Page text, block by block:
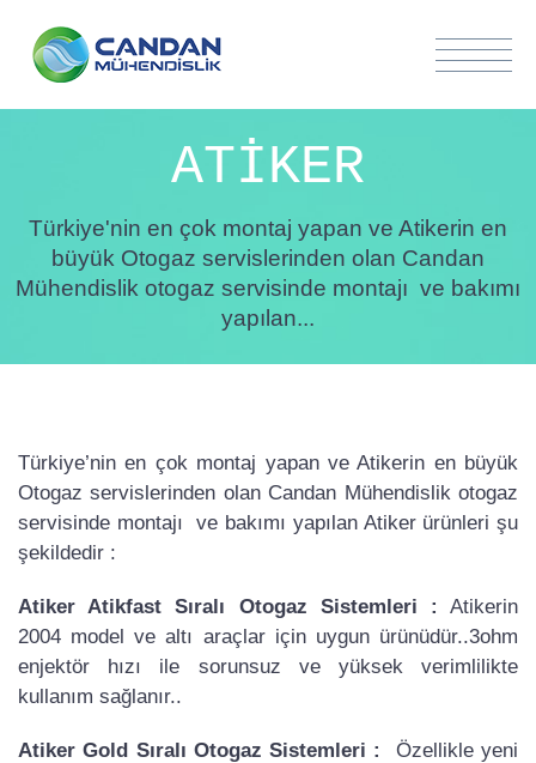
ATİKER
Türkiye'nin en çok montaj yapan ve Atikerin en
büyük Otogaz servislerinden olan Candan
Mühendislik otogaz servisinde montajı ve bakımı
yapılan...
Türkiye’nin en çok montaj yapan ve Atikerin en büyük
Otogaz servislerinden olan Candan Mühendislik otogaz
servisinde montajı ve bakımı yapılan Atiker ürünleri şu
şekildedir :
Atiker Atikfast Sıralı Otogaz Sistemleri : Atikerin
2004 model ve altı araçlar için uygun ürünüdür..3ohm
enjektör hızı ile sorunsuz ve yüksek verimlilikte
kullanım sağlanır..
Atiker Gold Sıralı Otogaz Sistemleri :
Özellikle yeni